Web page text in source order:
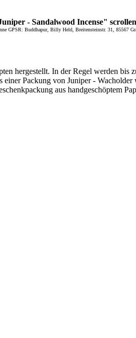
- Sandalwood Incense"
GPSR: Buddhapur, Billy Held, Breitensteinstr. 31, 85567
hergestellt. In der Regel werden
einer Packung von Juniper -
aus handgeschöptem